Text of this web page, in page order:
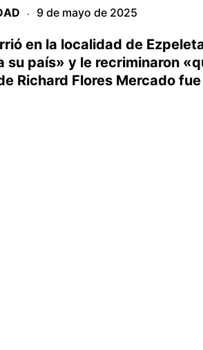
· 9 de mayo de 2025
en la localidad de
su país» y le recriminaron
Richard Flores Mercado